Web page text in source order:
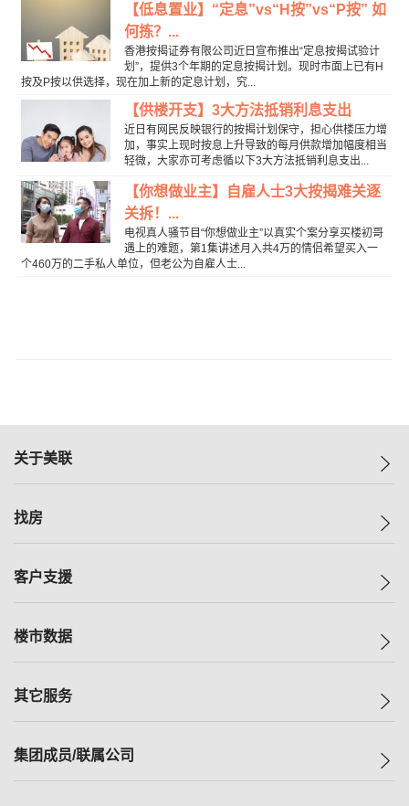
【低息置业】“定息”vs“H按”vs“P按” 如
何拣？...
香港按揭证券有限公司近日宣布推出“定息按揭试验计
划”，提供3个年期的定息按揭计划。现时市面上已有H
按及P按以供选择，现在加上新的定息计划，究...
【供楼开支】3大方法抵销利息支出
近日有网民反映银行的按揭计划保守，担心供楼压力增
加，事实上现时按息上升导致的每月供款增加幅度相当
轻微，大家亦可考虑循以下3大方法抵销利息支出...
【你想做业主】自雇人士3大按揭难关逐
关拆！...
电视真人骚节目“你想做业主”以真实个案分享买楼初哥
遇上的难题，第1集讲述月入共4万的情侣希望买入一
个460万的二手私人单位，但老公为自雇人士...
关于美联
美联集团
人才招募
找房
一手新房
减价
美联豪宅
独家楼盘
租房
客户支援
自助放盘
查询热线
按揭计算机
负担能力计算机
楼市数据
指数
历史成交
其它服务
小区专页
集团成员/联属公司